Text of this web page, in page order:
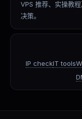
VPS 推荐、实操教
决策。
IP checkIT tools